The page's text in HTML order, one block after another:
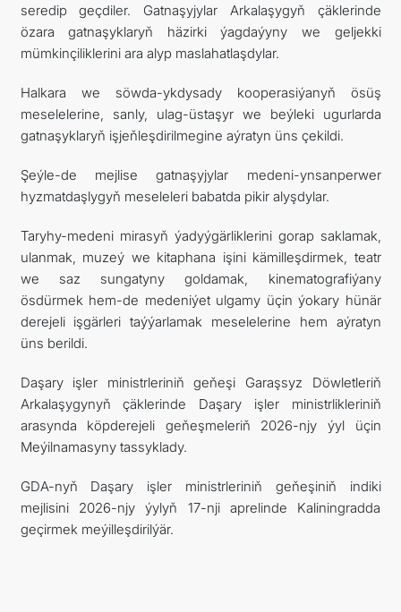
seredip geçdiler. Gatnaşyjylar Arkalaşygyň çäklerinde
özara gatnaşyklaryň häzirki ýagdaýyny we geljekki
mümkinçiliklerini ara alyp maslahatlaşdylar.
Halkara we söwda-ykdysady kooperasiýanyň ösüş
meselelerine, sanly, ulag-üstaşyr we beýleki ugurlarda
gatnaşyklaryň işjeňleşdirilmegine aýratyn üns çekildi.
Şeýle-de mejlise gatnaşyjylar medeni-ynsanperwer
hyzmatdaşlygyň meseleleri babatda pikir alyşdylar.
Taryhy-medeni mirasyň ýadyýgärliklerini gorap saklamak,
ulanmak, muzeý we kitaphana işini kämilleşdirmek, teatr
we saz sungatyny goldamak, kinematografiýany
ösdürmek hem-de medeniýet ulgamy üçin ýokary hünär
derejeli işgärleri taýýarlamak meselelerine hem aýratyn
üns berildi.
Daşary işler ministrleriniň geňeşi Garaşsyz Döwletleriň
Arkalaşygynyň çäklerinde Daşary işler ministrlikleriniň
arasynda köpderejeli geňeşmeleriň 2026-njy ýyl üçin
Meýilnamasyny tassyklady.
GDA-nyň Daşary işler ministrleriniň geňeşiniň indiki
mejlisini 2026-njy ýylyň 17-nji aprelinde Kaliningradda
geçirmek meýilleşdirilýär.